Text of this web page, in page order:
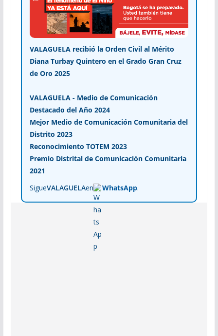
VALAGUELA recibió la Orden Civil al Mérito
Diana Turbay Quintero en el Grado Gran Cruz
de Oro 2025
VALAGUELA - Medio de Comunicación
Destacado del Año 2024
Mejor Medio de Comunicación Comunitaria del
Distrito 2023
Reconocimiento TOTEM 2023
Premio Distrital de Comunicación Comunitaria
2021
SigueVALAGUELAen WhatsApp.